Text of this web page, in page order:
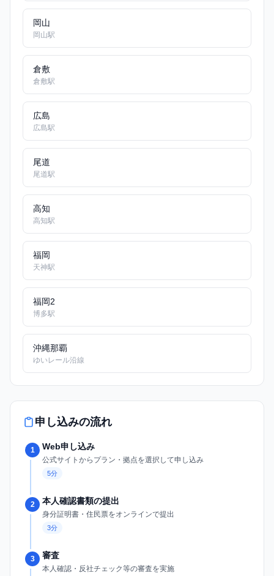
岡山
岡山駅
倉敷
倉敷駅
広島
広島駅
尾道
尾道駅
高知
高知駅
福岡
天神駅
福岡2
博多駅
沖縄那覇
ゆいレール沿線
申し込みの流れ
1 Web申し込み
公式サイトからプラン・拠点を選択して申し込み
5分
2 本人確認書類の提出
身分証明書・住民票をオンラインで提出
3分
3 審査
本人確認・反社チェック等の審査を実施